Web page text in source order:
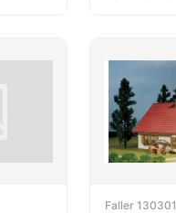
Faller 130301